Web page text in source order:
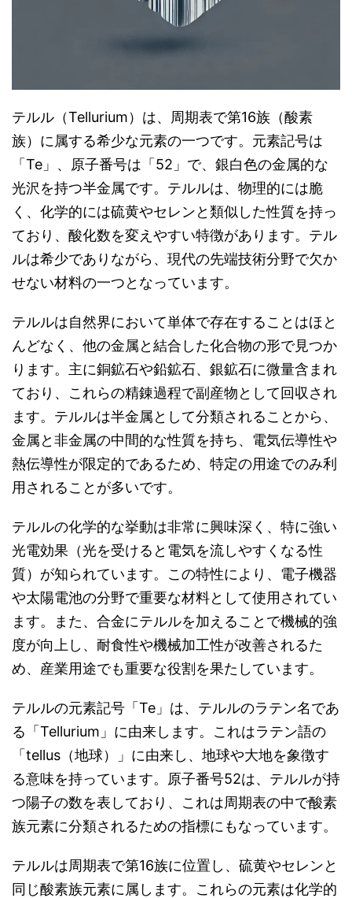
テルル（Tellurium）は、周期表で第16族（酸素
族）に属する希少な元素の一つです。元素記号は
「Te」、原子番号は「52」で、銀白色の金属的な
光沢を持つ半金属です。テルルは、物理的には脆
く、化学的には硫黄やセレンと類似した性質を持っ
ており、酸化数を変えやすい特徴があります。テル
ルは希少でありながら、現代の先端技術分野で欠か
せない材料の一つとなっています。
テルルは自然界において単体で存在することはほと
んどなく、他の金属と結合した化合物の形で見つか
ります。主に銅鉱石や鉛鉱石、銀鉱石に微量含まれ
ており、これらの精錬過程で副産物として回収され
ます。テルルは半金属として分類されることから、
金属と非金属の中間的な性質を持ち、電気伝導性や
熱伝導性が限定的であるため、特定の用途でのみ利
用されることが多いです。
テルルの化学的な挙動は非常に興味深く、特に強い
光電効果（光を受けると電気を流しやすくなる性
質）が知られています。この特性により、電子機器
や太陽電池の分野で重要な材料として使用されてい
ます。また、合金にテルルを加えることで機械的強
度が向上し、耐食性や機械加工性が改善されるた
め、産業用途でも重要な役割を果たしています。
テルルの元素記号「Te」は、テルルのラテン名であ
る「Tellurium」に由来します。これはラテン語の
「tellus（地球）」に由来し、地球や大地を象徴す
る意味を持っています。原子番号52は、テルルが持
つ陽子の数を表しており、これは周期表の中で酸素
族元素に分類されるための指標にもなっています。
テルルは周期表で第16族に位置し、硫黄やセレンと
同じ酸素族元素に属します。これらの元素は化学的